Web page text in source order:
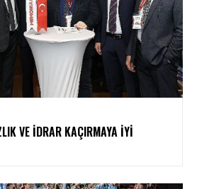
VE İDRAR KAÇIRMAYA İYI